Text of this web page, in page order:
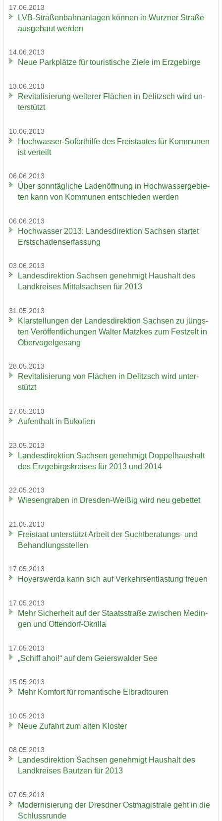
17.06.2013
LVB-​Straßenbahnanlagen kön­nen in Wurz­ner Stra­ße
aus­ge­baut wer­den
14.06.2013
Neue Park­plät­ze für tou­ris­ti­sche Ziele im Erz­ge­bir­ge
13.06.2013
Re­vi­ta­li­sie­rung wei­te­rer Flä­chen in De­litzsch wird un­
ter­stützt
10.06.2013
Hochwasser-​Soforthilfe des Frei­staa­tes für Kom­mu­nen
ist ver­teilt
06.06.2013
Über sonn­täg­li­che La­den­öff­nung in Hoch­was­ser­ge­bie­
ten kann von Kom­mu­nen ent­schie­den wer­den
06.06.2013
Hoch­was­ser 2013: Lan­des­di­rek­ti­on Sach­sen star­tet
Erst­scha­dens­er­fas­sung
03.06.2013
Lan­des­di­rek­ti­on Sach­sen ge­neh­migt Haus­halt des
Land­krei­ses Mit­tel­sach­sen für 2013
31.05.2013
Klar­stel­lun­gen der Lan­des­di­rek­ti­on Sach­sen zu jüngs­
ten Ver­öf­fent­li­chun­gen Wal­ter Matz­kes zum Fest­zelt in
Ober­vo­gel­ge­sang
28.05.2013
Re­vi­ta­li­sie­rung von Flä­chen in De­litzsch wird un­ter­
stützt
27.05.2013
Auf­ent­halt in Bu­ko­li­en
23.05.2013
Lan­des­di­rek­ti­on Sach­sen ge­neh­migt Dop­pel­haus­halt
des Erz­ge­birgs­krei­ses für 2013 und 2014
22.05.2013
Wie­sen­gra­ben in Dresden-​Weißig wird neu ge­bet­tet
21.05.2013
Frei­staat un­ter­stützt Ar­beit der Suchtberatungs-​ und
Be­hand­lungs­stel­len
17.05.2013
Ho­yers­wer­da kann sich auf Ver­kehrs­ent­las­tung freu­en
17.05.2013
Mehr Si­cher­heit auf der Staats­stra­ße zwi­schen Me­din­
gen und Ottendorf-​Okrilla
17.05.2013
„Schiff ahoi!“ auf dem Gei­ers­wal­der See
15.05.2013
Mehr Kom­fort für ro­man­ti­sche El­brad­tou­ren
10.05.2013
Neue Zu­fahrt zum alten Klos­ter
08.05.2013
Lan­des­di­rek­ti­on Sach­sen ge­neh­migt Haus­halt des
Land­krei­ses Baut­zen für 2013
07.05.2013
Mo­der­ni­sie­rung der Dresd­ner Ost­ma­gis­tra­le geht in die
Schluss­run­de